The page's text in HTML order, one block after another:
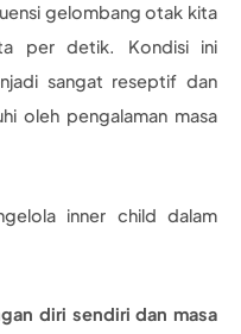
gelombang otak kita
per detik. Kondisi ini
sangat reseptif dan
oleh pengalaman masa
inner child dalam
diri sendiri dan masa